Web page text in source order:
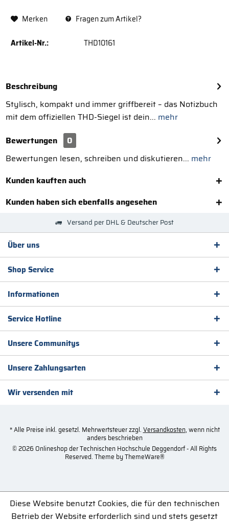
Merken Fragen zum Artikel?
Artikel-Nr.: THD10161
Beschreibung
Stylisch, kompakt und immer griffbereit – das Notizbuch
mit dem offiziellen THD-Siegel ist dein... mehr
Bewertungen
0
Bewertungen lesen, schreiben und diskutieren... mehr
Kunden kauften auch
Kunden haben sich ebenfalls angesehen
Versand per DHL & Deutscher Post
Über uns
Shop Service
Informationen
Service Hotline
Unsere Communitys
Unsere Zahlungsarten
Wir versenden mit
* Alle Preise inkl. gesetzl. Mehrwertsteuer zzgl. Versandkosten, wenn nicht
anders beschrieben
© 2026 Onlineshop der Technischen Hochschule Deggendorf - All Rights
Reserved. Theme byThemeWare®
Diese Website benutzt Cookies, die für den technischen
Betrieb der Website erforderlich sind und stets gesetzt